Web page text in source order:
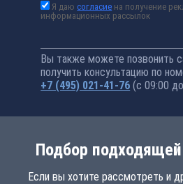
Я даюсогласие на получение
информационных рассылок
Вы также можете позвонить
получить консультацию по
+7 (495) 021-41-76 (с 09:00
Подбор
Если вы хотите рассмотреть и